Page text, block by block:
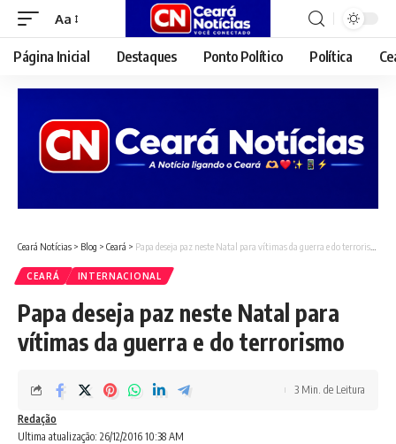
Font
Resizer
Aa
Página Inicial Destaques Ponto Político Política
Ceará Notícias > Blog > Ceará > Papa deseja paz neste Natal para vítimas da guerra e do terrorismo
CEARÁ INTERNACIONAL
Papa deseja paz neste Natal para
vítimas da guerra e do terrorismo
Ultima atualização: 26/12/2016 10:38 AM
Redação
3 Min. de Leitura